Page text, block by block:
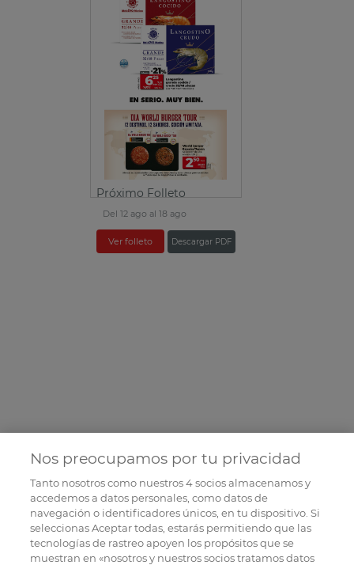
Próximo Folleto
Del 12 ago al 18 ago
Ver folleto Descargar PDF
Nos preocupamos por tu privacidad
Tanto nosotros como nuestros4socios almacenamos y
accedemos a datos personales, como datos de
navegación o identificadores únicos, en tu dispositivo. Si
seleccionas Aceptar todas, estarás permitiendo que las
tecnologías de rastreo apoyen los propósitos que se
muestran en «nosotros y nuestros socios tratamos datos